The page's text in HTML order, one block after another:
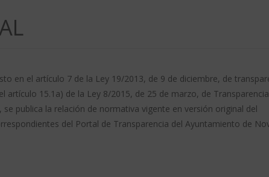
en el artículo 7 de la Ley 19/2013, de 9 de diciembre, de
artículo 15.1a) de la Ley 8/2015, de 25 de marzo, de
publica la relación de normativa vigente en versión original del
del Portal de Transparencia del Ayuntamiento de